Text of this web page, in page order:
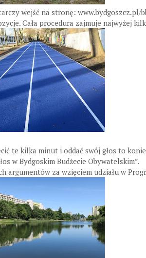
wejść na stronę: www.bydgoszcz.pl/
Cała procedura zajmuje najwyżej
te kilka minut i oddać swój głos to
w Bydgoskim Budżecie Obywatelskim”.
argumentów za wzięciem udziału w